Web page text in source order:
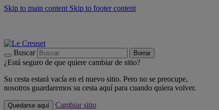
Skip to main content Skip to footer content
Buscar Borrar
¿Está seguro de que quiere cambiar de sitio?
Su cesta estará vacía en el nuevo sitio. Pero no se preocupe,
nosotros guardaremos su cesta aquí para cuando quiera volver.
Quedarse aquí
Cambiar sitio